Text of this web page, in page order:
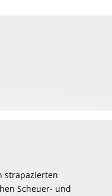
strapazierten
Scheuer- und